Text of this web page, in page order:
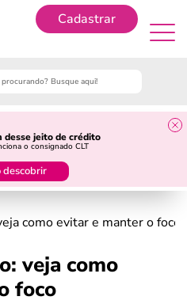
Cadastrar
desse jeito de crédito
o consignado CLT
descobrir
como evitar e manter o foco
veja como
foco